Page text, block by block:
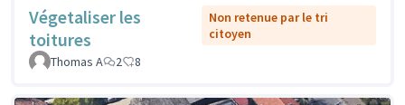
Végetaliser les
toitures
Non retenue par le tri
citoyen
Thomas A
2 8